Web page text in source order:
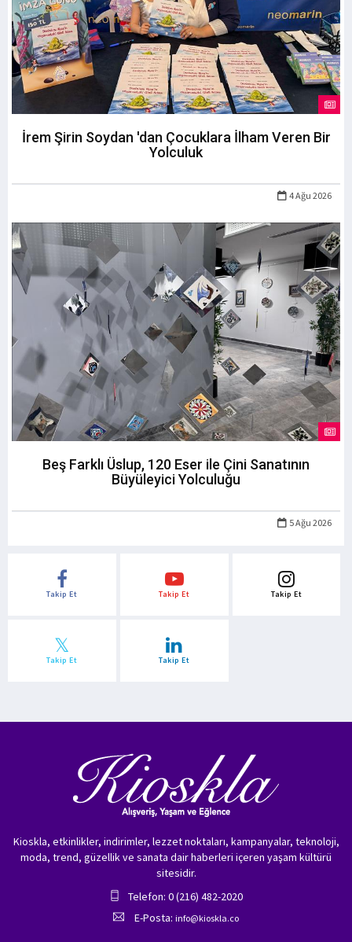
İrem Şirin Soydan 'dan Çocuklara İlham Veren Bir
Yolculuk
4 Ağu 2026
Beş Farklı Üslup, 120 Eser ile Çini Sanatının
Büyüleyici Yolculuğu
5 Ağu 2026
Takip Et Takip Et Takip Et
Takip Et Takip Et
Kioskla, etkinlikler, indirimler, lezzet noktaları, kampanyalar, teknoloji,
moda, trend, güzellik ve sanata dair haberleri içeren yaşam kültürü
sitesidir.
Telefon: 0 (216) 482-2020
E-Posta: info@kioskla.co